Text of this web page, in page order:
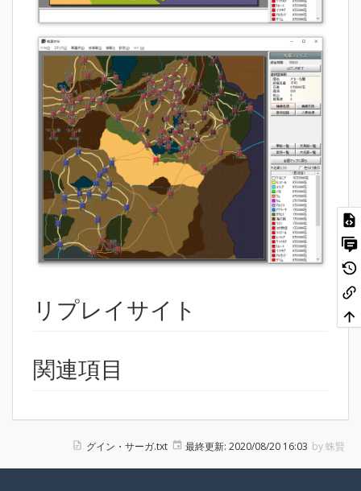
リプレイサイト
関連項目
グイン・サーガ.txt 最終更新: 2020/08/20 16:03 by蛛賢